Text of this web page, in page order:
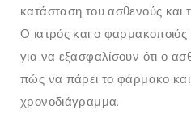
κατάσταση του ασθενούς και
Ο ιατρός και ο
για να εξασφαλίσουν ότι ο
πώς να πάρει το φάρμακο και
χρονοδιάγραμμα.